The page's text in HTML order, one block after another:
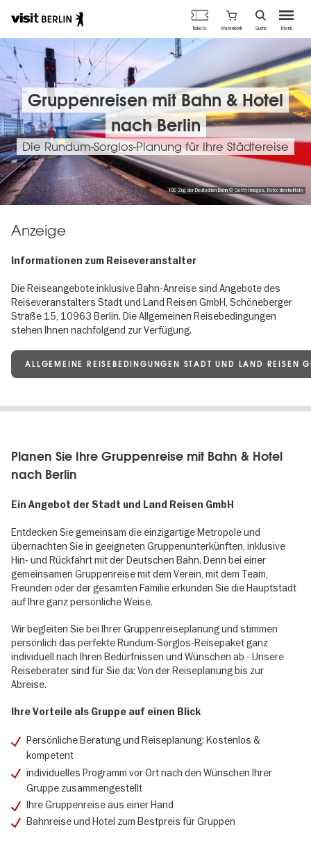
Direkt
zum
Inhalt
Berlins
offizielles
Tourismusportal
Menü
Tickets Warenkorb Suche
Gruppenreisen mit Bahn & Hotel
nach Berlin
Die Rundum-Sorglos-Planung für Ihre Städtereise
ICE Zug der Deutschen Bahn © Getty Images, Foto: den-belitsky
Anzeige
Informationen zum Reiseveranstalter
Die Reiseangebote inklusive Bahn-Anreise sind Angebote des
Reiseveranstalters Stadt und Land Reisen GmbH, Schöneberger
Straße 15, 10963 Berlin. Die Allgemeinen Reisebedingungen
stehen Ihnen nachfolgend zur Verfügung.
ALLGEMEINE REISEBEDINGUNGEN STADT UND LAND REISEN
Planen Sie Ihre Gruppenreise mit Bahn & Hotel
nach Berlin
Ein Angebot der Stadt und Land Reisen GmbH
Entdecken Sie gemeinsam die einzigartige Metropole und
übernachten Sie in geeigneten Gruppenunterkünften, inklusive
Hin- und Rückfahrt mit der Deutschen Bahn. Denn bei einer
gemeinsamen Gruppenreise mit dem Verein, mit dem Team,
Freunden oder der gesamten Familie erkunden Sie die Hauptstadt
auf Ihre ganz persönliche Weise.
Wir begleiten Sie bei Ihrer Gruppenreiseplanung und stimmen
persönlich das perfekte Rundum-Sorglos-Reisepaket ganz
individuell nach Ihren Bedürfnissen und Wünschen ab - Unsere
Reiseberater sind für Sie da: Von der Reiseplanung bis zur
Abreise.
Ihre Vorteile als Gruppe auf einen Blick
Persönliche Beratung und Reiseplanung: Kostenlos &
kompetent
individuelles Programm vor Ort nach den Wünschen Ihrer
Gruppe zusammengestellt
Ihre Gruppenreise aus einer Hand
Bahnreise und Hotel zum Bestpreis für Gruppen